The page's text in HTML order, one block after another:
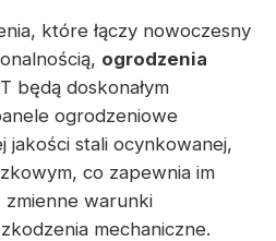
które łączy nowoczesny
ogrodzenia
będą doskonałym
ogrodzeniowe
jakości stali ocynkowanej,
co zapewnia im
warunki
mechaniczne.